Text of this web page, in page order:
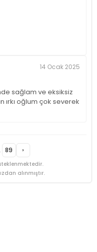
14 Ocak 2025
sağlam ve eksiksiz
oğlum çok severek
89 ›
alınmıştır.